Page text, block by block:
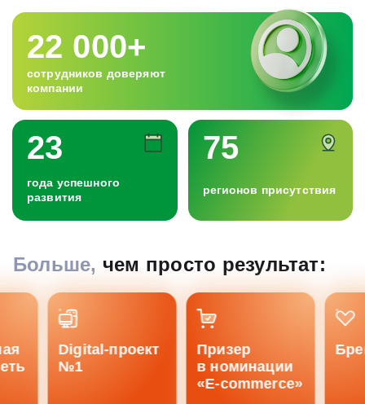
22 000+
сотрудников доверяют
компании
23
года успешного
развития
75
регионов присутствия
Больше, чем просто результат:
Digital-проект
№1
Призер
в номинации
«E-commerce»